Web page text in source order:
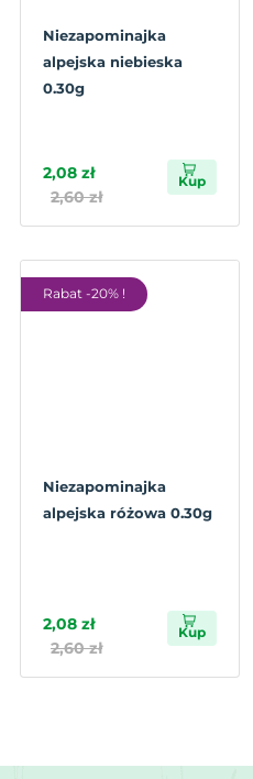
Niezapominajka
alpejska niebieska
0.30g
2,08 zł
2,60 zł
Kup
Rabat -20% !
Niezapominajka
alpejska różowa 0.30g
2,08 zł
2,60 zł
Kup